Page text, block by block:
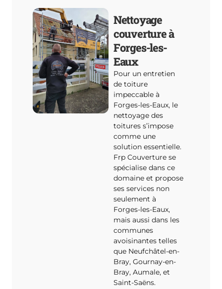
Nettoyage
couverture à
Forges-les-
Eaux
Pour un entretien
de toiture
impeccable à
Forges-les-Eaux, le
nettoyage des
toitures s’impose
comme une
solution essentielle.
Frp Couverture se
spécialise dans ce
domaine et propose
ses services non
seulement à
Forges-les-Eaux,
mais aussi dans les
communes
avoisinantes telles
que Neufchâtel-en-
Bray, Gournay-en-
Bray, Aumale, et
Saint-Saëns.